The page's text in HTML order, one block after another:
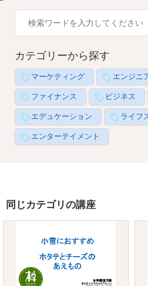
カテゴリーから探す
マーケティング エンジニ
ファイナンス ビジネス
エデュケーション ライフ
エンターテイメント
同じカテゴリの講座